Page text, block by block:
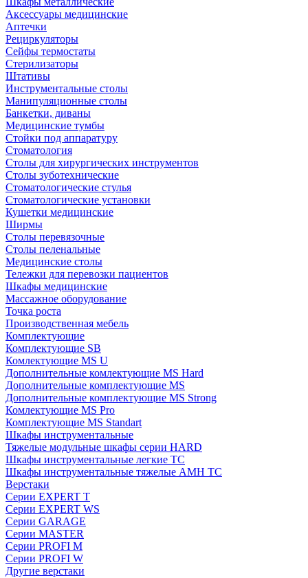
Аксессуары медицинские
Аптечки
Рециркуляторы
Сейфы термостаты
Стерилизаторы
Штативы
Инструментальные столы
Манипуляционные столы
Банкетки, диваны
Медицинские тумбы
Стойки под аппаратуру
Стоматология
Столы для хирургических инструментов
Столы зуботехнические
Стоматологические стулья
Стоматологические установки
Кушетки медицинские
Ширмы
Столы перевязочные
Столы пеленальные
Медицинские столы
Тележки для перевозки пациентов
Шкафы медицинские
Массажное оборудование
Точка роста
Производственная мебель
Комплектующие
Комплектующие SB
Комлектующие MS U
Дополнительные комлектующие MS Hard
Дополнительные комплектующие MS
Дополнительные комплектующие MS Strong
Комлектующие MS Pro
Комплектующие MS Standart
Шкафы инструментальные
Тяжелые модульные шкафы серии HARD
Шкафы инструментальные легкие ТС
Шкафы инструментальные тяжелые AMH TC
Верстаки
Серии EXPERT T
Серии EXPERT WS
Серии GARAGE
Серии MASTER
Серии PROFI M
Серии PROFI W
Другие верстаки